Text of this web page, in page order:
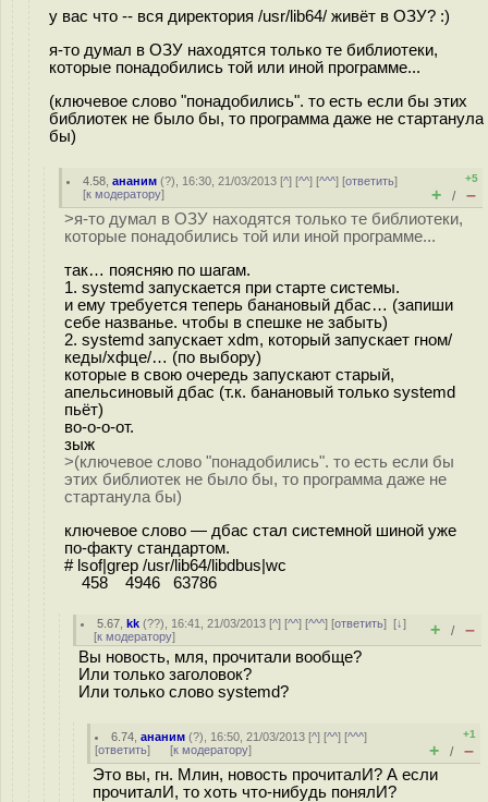
у вас что -- вся директория /usr/lib64/ живёт в ОЗУ? :)
я-то думал в ОЗУ находятся только те библиотеки,
которые понадобились той или иной программе...
(ключевое слово "понадобились". то есть если бы этих
библиотек не было бы, то программа даже не стартанула
бы)
4.58 ,ананим (?), 16:30, 21/03/2013 [^] [^^] [^^^] [ответить]
[к модератору]
+5
+ / –
>я-то думал в ОЗУ находятся только те библиотеки,
которые понадобились той или иной программе...
так… поясняю по шагам.
1. systemd запускается при старте системы.
и ему требуется теперь банановый дбас… (запиши
себе названье. чтобы в спешке не забыть)
2. systemd запускает xdm, который запускает гном/
кеды/хфце/… (по выбору)
которые в свою очередь запускают старый,
апельсиновый дбас (т.к. банановый только systemd
пьёт)
во-о-о-от.
зыж
>(ключевое слово "понадобились". то есть если бы
этих библиотек не было бы, то программа даже не
стартанула бы)
ключевое слово — дбас стал системной шиной уже
по-факту стандартом.
# lsof|grep /usr/lib64/libdbus|wc
458 4946 63786
5.67 ,kk (??), 16:41, 21/03/2013 [^] [^^] [^^^] [ответить][↓]
[к модератору] + / –
Вы новость, мля, прочитали вообще?
Или только заголовок?
Или только слово systemd?
6.74 ,ананим (?), 16:50, 21/03/2013 [^] [^^] [^^^]
[ответить] [к модератору]
+1
+ / –
Это вы, гн. Млин, новость прочиталИ? А если
прочиталИ, то хоть что-нибудь понялИ?